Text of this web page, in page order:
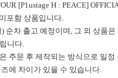
[P1ustage H : PEACE]
포함 상품입니다.
순차 출고 예정이며, 그 외 상품
니다.
주문 후 제작되는 방식으로 일
에 차이가 있을 수 있습니다.